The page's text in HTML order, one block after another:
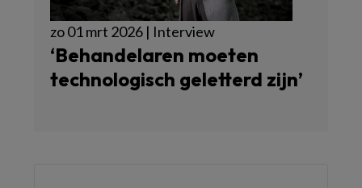
zo 01 mrt 2026 | Interview
‘Behandelaren moeten
technologisch geletterd zijn’